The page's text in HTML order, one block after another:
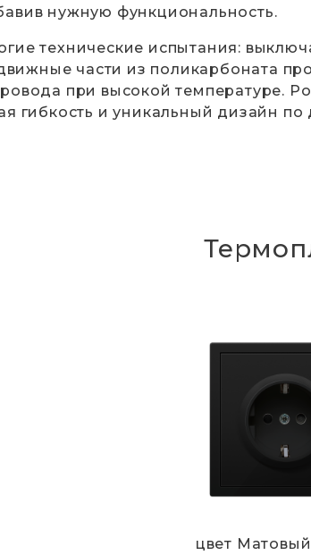
нужную функциональность.
технические испытания:
части из поликарбоната
при высокой температуре.
гибкость и уникальный дизайн по
цвет